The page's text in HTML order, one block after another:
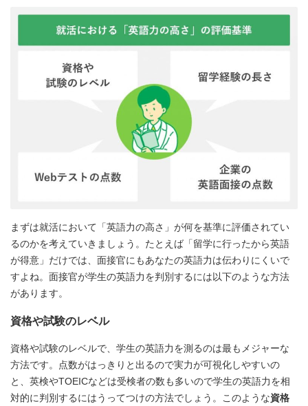
まずは就活において「英語力の高さ」が何を基準に評価されてい
るのかを考えていきましょう。たとえば「留学に行ったから英語
が得意」だけでは、面接官にもあなたの英語力は伝わりにくいで
すよね。面接官が学生の英語力を判別するには以下のような方法
があります。
資格や試験のレベル
資格や試験のレベルで、学生の英語力を測るのは最もメジャーな
方法です。点数がはっきりと出るので実力が可視化しやすいの
と、英検やTOEICなどは受検者の数も多いので学生の英語力を相
対的に判別するにはうってつけの方法でしょう。このような資格